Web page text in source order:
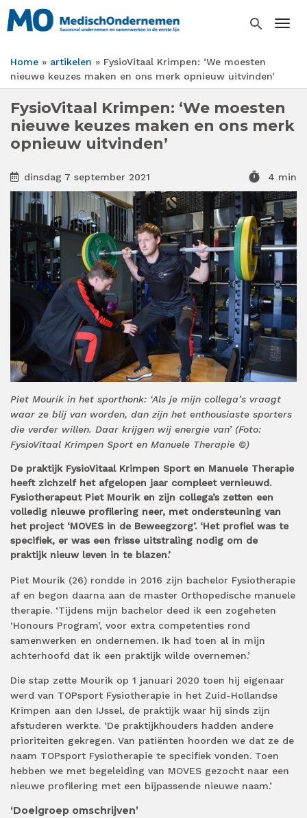
Overslaan
en
inhoud
gaan
search
Kruimelpad
Home artikelen
FysioVitaal Krimpen: ‘We moesten
nieuwe keuzes maken en ons merk opnieuw uitvinden’
FysioVitaal Krimpen: ‘We moesten
nieuwe keuzes maken en ons merk
opnieuw uitvinden’
dinsdag 7 september 2021 timer 4 min
Piet Mourik in het sporthonk: ‘Als je mijn collega’s vraagt
waar ze blij van worden, dan zijn het enthousiaste sporters
die verder willen. Daar krijgen wij energie van’ (Foto:
FysioVitaal Krimpen Sport en Manuele Therapie ©)
De praktijk FysioVitaal Krimpen Sport en Manuele Therapie
heeft zichzelf het afgelopen jaar compleet vernieuwd.
Fysiotherapeut Piet Mourik en zijn collega’s zetten een
volledig nieuwe profilering neer, met ondersteuning van
het project ‘MOVES in de Beweegzorg’. ‘Het profiel was te
specifiek, er was een frisse uitstraling nodig om de
praktijk nieuw leven in te blazen.’
Piet Mourik (26) rondde in 2016 zijn bachelor Fysiotherapie
af en begon daarna aan de master Orthopedische manuele
therapie. ‘Tijdens mijn bachelor deed ik een zogeheten
‘Honours Program’, voor extra competenties rond
samenwerken en ondernemen. Ik had toen al in mijn
achterhoofd dat ik een praktijk wilde overnemen.’
Die stap zette Mourik op 1 januari 2020 toen hij eigenaar
werd van TOPsport Fysiotherapie in het Zuid-Hollandse
Krimpen aan den IJssel, de praktijk waar hij sinds zijn
afstuderen werkte. ‘De praktijkhouders hadden andere
prioriteiten gekregen. Van patiënten hoorden we dat ze de
naam TOPsport Fysiotherapie te specifiek vonden. Toen
hebben we met begeleiding van MOVES gezocht naar een
nieuwe profilering met een bijpassende nieuwe naam.’
‘Doelgroep omschrijven’